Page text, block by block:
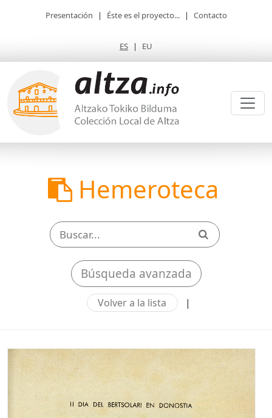
Presentación | Éste es el proyecto... | Contacto
ES | EU
Hemeroteca
Búsqueda avanzada
Volver a la lista |